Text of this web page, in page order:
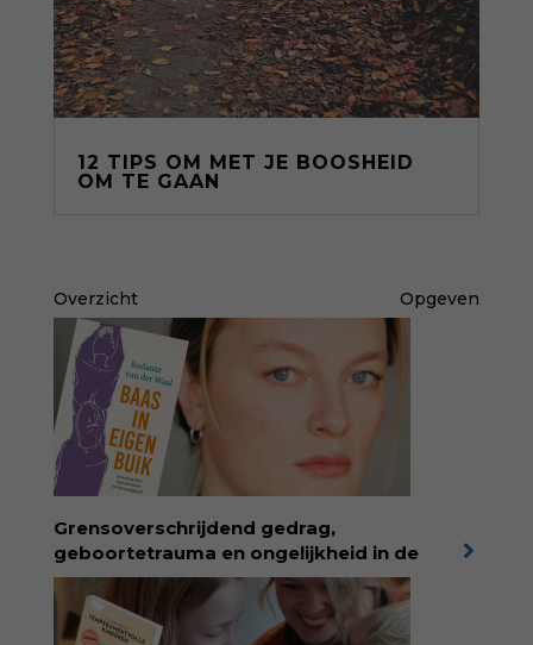
12 TIPS OM MET JE BOOSHEID
OM TE GAAN
Overzicht Opgeven
Grensoverschrijdend gedrag,
geboortetrauma en ongelijkheid in de
geboortezorg:in Baas in eigen buik verbindt
filosoof en vroedvrouw Rodante van der Waal
persoonlijke ervaringen aan structureel